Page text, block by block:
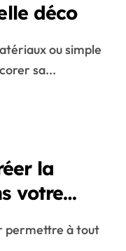
déco
sa...
la
votre